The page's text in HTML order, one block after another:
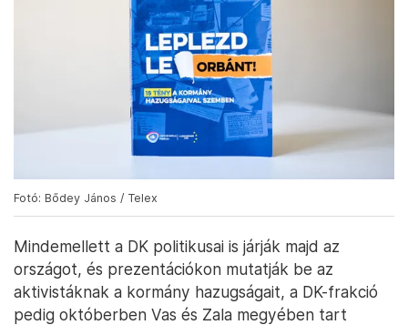
Fotó: Bődey János / Telex
Mindemellett a DK politikusai is járják majd az
országot, és prezentációkon mutatják be az
aktivistáknak a kormány hazugságait, a DK-frakció
pedig októberben Vas és Zala megyében tart